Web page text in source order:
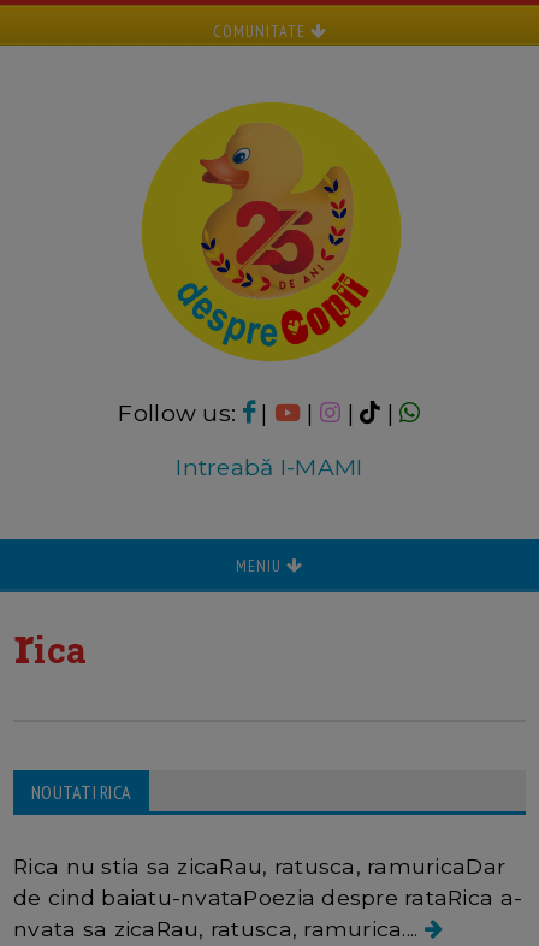
COMUNITATE
Follow us: | | |
|
Intreabă I-MAMI
MENIU
rica
NOUTATI RICA Rica
Rica nu stia sa zicaRau, ratusca, ramuricaDar
de cind baiatu-nvataPoezia despre rataRica a-
nvata sa zicaRau, ratusca, ramurica....